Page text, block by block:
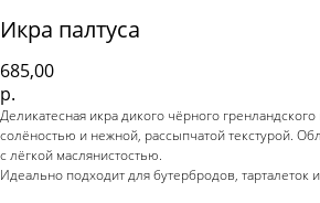
Икра палтуса
685,00
р.
Деликатесная икра дикого чёрного
солёностью и нежной, рассыпчатой текстурой.
с лёгкой маслянистостью.
Идеально подходит для бутербродов, тарталеток